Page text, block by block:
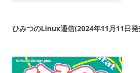
ひみつのLinux通信(2024年11月11日